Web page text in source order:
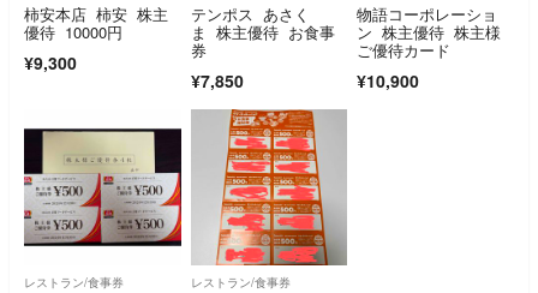
柿安本店 柿安 株主
優待 10000円
¥9,300
テンポス あさく
ま 株主優待 お食事
券
¥7,850
物語コーポレーショ
ン 株主優待 株主様
ご優待カード
¥10,900
レストラン/食事券 レストラン/食事券